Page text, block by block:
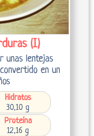
(I)
unas lentejas
en un
Hidratos
30,10 g
Proteína
12,16 g